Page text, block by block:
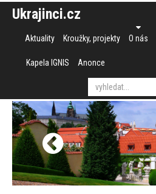
Ukrajinci.cz
Aktuality Kroužky, projekty O nás
Kapela IGNIS Anonce